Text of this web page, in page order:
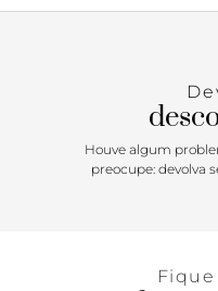
emborrachado, com
central entre os dedos,
Na parte traseira, traz
contornando o calcanhar.
palmilha. Porque Apostar:
comfy da temporada
Dica de amiga: uma
Houve algum
preocupe: devolva